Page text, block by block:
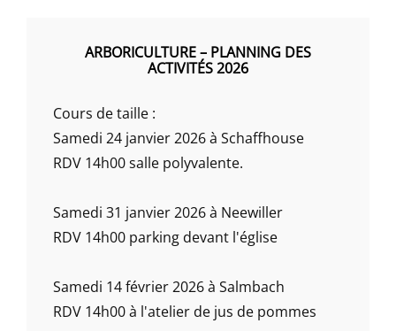
ARBORICULTURE – PLANNING DES
ACTIVITÉS 2026
Cours de taille :
Samedi 24 janvier 2026 à Schaffhouse
RDV 14h00 salle polyvalente.
Samedi 31 janvier 2026 à Neewiller
RDV 14h00 parking devant l'église
Samedi 14 février 2026 à Salmbach
RDV 14h00 à l'atelier de jus de pommes